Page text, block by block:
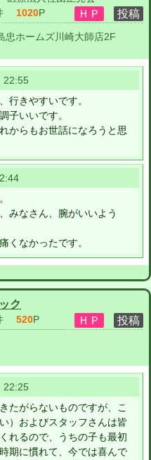
1020P
ホームズ川崎大師店2F
行きやすいです。
子いいです。
からもお世話になろうと思
みなさん、腕がいいよう
くなかったです。
ク
520P
たがらないものですが、こ
）およびスタッフさんは皆
れるので、うちの子も最初
期に慣れて、今では喜んで